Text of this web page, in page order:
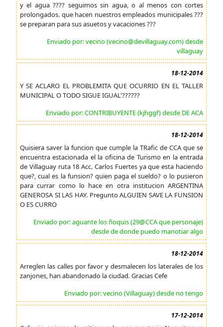
y el agua ???? seguimos sin agua, o al menos con cortes
prolongados. que hacen nuestros empleados municipales ???
se preparan para sus asuetos y vacaciones ???
Enviado por: vecino (vecino@devillaguay.com) desde
villaguay
18-12-2014
Y SE ACLARO EL PROBLEMITA QUE OCURRIO EN EL TALLER
MUNICIPAL O TODO SIGUE IGUAL'??????
Enviado por: CONTRIBUYENTE (kjhggf) desde DE ACA
18-12-2014
Quisiera saver la funcion que cumple la TRafic de CCA que se
encuentra estacionada el la oficina de Turismo en la entrada
de Villaguay ruta 18 Acc. Carlos Fuertes ya que esta haciendo
que?, cual es la funsion? quien paga el sueldo? o lo pusieron
para currar como lo hace en otra institucion ARGENTINA
GENEROSA SI LAS HAY. Pregunto ALGUIEN SAVE LA FUNSION
O ES CURRO
Enviado por: aguante los ñoquis (29@CCA que personaje)
desde de donde puedo manotiar algo
18-12-2014
Arreglen las calles por favor y desmalecen los laterales de los
zanjones, han abandonado la ciudad. Gracias Cefe
Enviado por: vecino (Villaguay) desde no tengo
17-12-2014